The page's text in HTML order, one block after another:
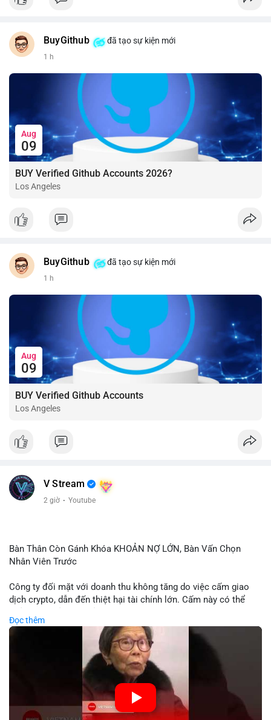
BuyGithub đã tạo sự kiện mới
1 h
Aug
09
BUY Verified Github Accounts 2026?
Los Angeles
BuyGithub đã tạo sự kiện mới
1 h
Aug
09
BUY Verified Github Accounts
Los Angeles
V Stream
2 giờ · Youtube
Bàn Thân Còn Gánh Khóa KHOẢN NỢ LỚN, Bàn Vấn Chọn
Nhân Viên Trước
Công ty đối mặt với doanh thu không tăng do việc cấm giao
dịch crypto, dẫn đến thiệt hại tài chính lớn. Cấm này có thể
biến động giá digital asset. Bàn vấn chuyển hướng tập trung
vào nhân lực, cho thấy chiến lược giảm chi phí hoặc điều chỉnh
mô hình kinh doanh. Điều này có thể ảnh hưởng đến thị trường
crypto và các doanh nghiệp liên quan trong tương lai.
🎥 Xem video trực tiếp tại:
Nguồn: KIEN THUC KINH TE
Đọc thêm